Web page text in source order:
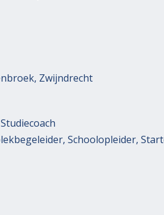
Zwijndrecht
Schoolopleider,